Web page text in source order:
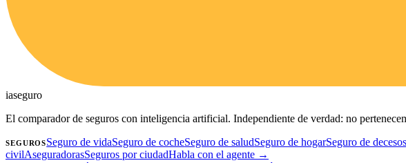
iaseguro
El comparador de seguros con inteligencia artificial. Independiente de verdad: no
SEGUROSSeguro de vidaSeguro de cocheSeguro de saludSeguro de hogarSeguro de decesos
civilAseguradorasSeguros por ciudadHabla con el agente →